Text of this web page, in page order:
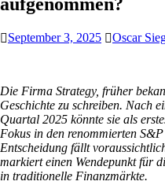
aufgenommen?
September 3, 2025 Oscar
Die Firma Strategy, früher
Geschichte zu schreiben. Nach
Quartal 2025 könnte sie als
Fokus in den renommierten
Entscheidung fällt
markiert einen Wendepunkt für
in traditionelle Finanzmärkte.